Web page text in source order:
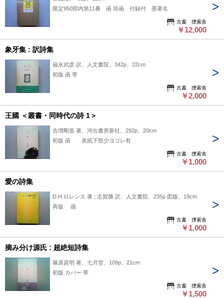
限定950部内第11番 函 筒函 付録付 墨署名
古書 捜索舎
￥12,000
象牙集 : 訳詩集
福永武彦 訳、人文書院、342p、22cm
初版 函 帯
古書 捜索舎
￥2,000
王國 ＜叢書・同時代の詩 1＞
吉増剛造 著、河出書房新社、292p、20cm
初版 函 表紙下部少ヨゴレ有
古書 捜索舎
￥1,000
愛の詩集
D.H.ロレンス 著 ; 志賀勝 訳、人文書院、235p 図版、19cm
再版 函
古書 捜索舎
￥1,000
摘み分け源氏 : 超絶短詩集
篠原資明 著、七月堂、109p、21cm
初版 カバー 帯
古書 捜索舎
￥1,500